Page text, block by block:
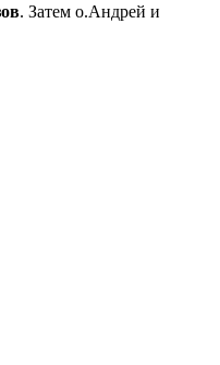
. Затем о.Андрей и